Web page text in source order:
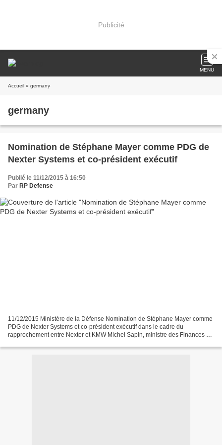
Publicité
MENU
Accueil » germany
germany
Nomination de Stéphane Mayer comme PDG de
Nexter Systems et co-président exécutif
Publié le 11/12/2015 à 16:50
Par RP Defense
11/12/2015 Ministère de la Défense Nomination de Stéphane Mayer comme
PDG de Nexter Systems et co-président exécutif dans le cadre du
rapprochement entre Nexter et KMW Michel Sapin, ministre des Finances et